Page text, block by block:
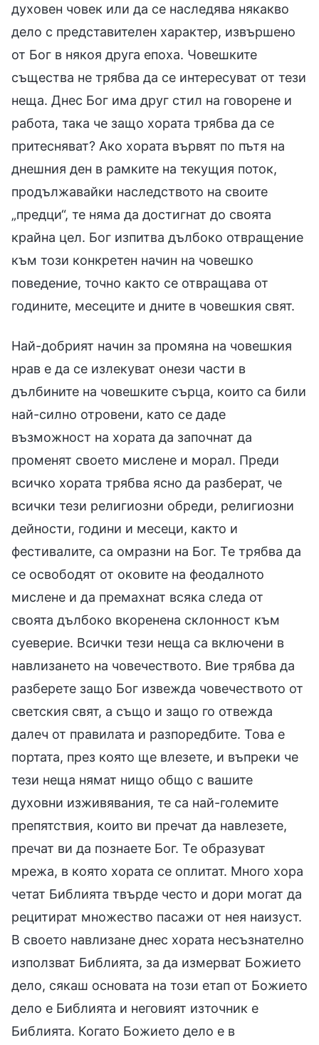
духовен човек или да се наследява някакво
дело с представителен характер, извършено
от Бог в някоя друга епоха. Човешките
същества не трябва да се интересуват от тези
неща. Днес Бог има друг стил на говорене и
работа, така че защо хората трябва да се
притесняват? Ако хората вървят по пътя на
днешния ден в рамките на текущия поток,
продължавайки наследството на своите
„предци“, те няма да достигнат до своята
крайна цел. Бог изпитва дълбоко отвращение
към този конкретен начин на човешко
поведение, точно както се отвращава от
годините, месеците и дните в човешкия свят.
Най-добрият начин за промяна на човешкия
нрав е да се излекуват онези части в
дълбините на човешките сърца, които са били
най-силно отровени, като се даде
възможност на хората да започнат да
променят своето мислене и морал. Преди
всичко хората трябва ясно да разберат, че
всички тези религиозни обреди, религиозни
дейности, години и месеци, както и
фестивалите, са омразни на Бог. Те трябва да
се освободят от оковите на феодалното
мислене и да премахнат всяка следа от
своята дълбоко вкоренена склонност към
суеверие. Всички тези неща са включени в
навлизането на човечеството. Вие трябва да
разберете защо Бог извежда човечеството от
светския свят, а също и защо го отвежда
далеч от правилата и разпоредбите. Това е
портата, през която ще влезете, и въпреки че
тези неща нямат нищо общо с вашите
духовни изживявания, те са най-големите
препятствия, които ви пречат да навлезете,
пречат ви да познаете Бог. Те образуват
мрежа, в която хората се оплитат. Много хора
четат Библията твърде често и дори могат да
рецитират множество пасажи от нея наизуст.
В своето навлизане днес хората несъзнателно
използват Библията, за да измерват Божието
дело, сякаш основата на този етап от Божието
дело е Библията и неговият източник е
Библията. Когато Божието дело е в